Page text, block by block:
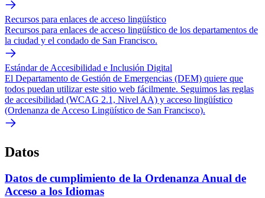
Recursos para enlaces de acceso lingüístico
Recursos para enlaces de acceso lingüístico de los departamentos de
la ciudad y el condado de San Francisco.
Estándar de Accesibilidad e Inclusión Digital
El Departamento de Gestión de Emergencias (DEM) quiere que
todos puedan utilizar este sitio web fácilmente. Seguimos las reglas
de accesibilidad (WCAG 2.1, Nivel AA) y acceso lingüístico
(Ordenanza de Acceso Lingüístico de San Francisco).
Datos
Datos de cumplimiento de la Ordenanza Anual de
Acceso a los Idiomas